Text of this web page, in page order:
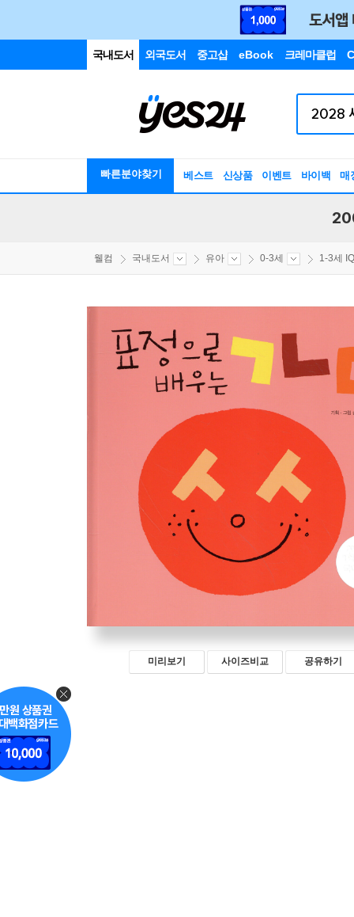
국내도서 외국도서 중고샵 eBook 크레마클럽
빠른분야찾기 베스트 신상품 이벤트 바이백 매
웰컴 국내도서 유아 0-3세 1-3세
미리보기 사이즈비교 공유하기